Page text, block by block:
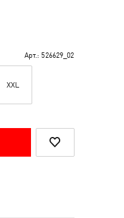
Арт.: 526629_02
XXL